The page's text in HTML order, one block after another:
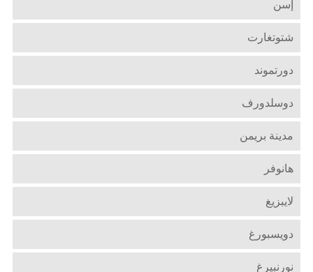
إسن
شتوتغارت
دورتموند
دوسلدورف
مدينة بريمن
هانوفر
لايبزيغ
دويسبورغ
نورنبيرغ